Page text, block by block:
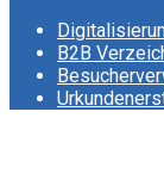
B2B